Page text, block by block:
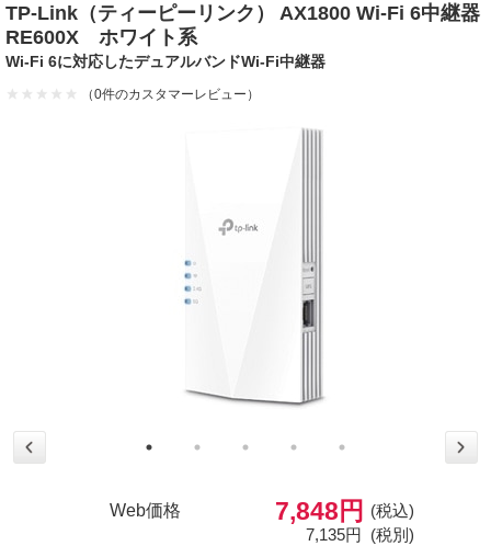
TP-Link（ティーピーリンク） AX1800 Wi-Fi 6中継器
RE600X ホワイト系
Wi-Fi 6に対応したデュアルバンドWi-Fi中継器
（0件のカスタマーレビュー）
Web価格 7,848円
(税込)
7,135円 (税別)